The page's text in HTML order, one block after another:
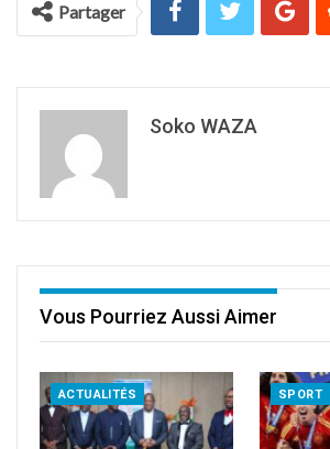
Partager
Soko WAZA
Vous Pourriez Aussi Aimer
ACTUALITÉS SPORT